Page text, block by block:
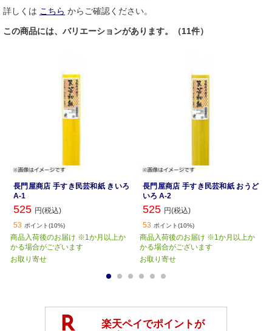
詳しくは こちら からご確認ください。
この商品には、バリエーションがあります。（11件）
長門屋商店 手すき民芸和紙 きいろ
A-1
525 円(税込)
53 ポイント(10%)
商品入荷後のお届け ※1か月以上か
かる場合がございます
お取り寄せ
長門屋商店 手すき民芸和紙 おうど
いろ A-2
525 円(税込)
53 ポイント(10%)
商品入荷後のお届け ※1か月以上か
かる場合がございます
お取り寄せ